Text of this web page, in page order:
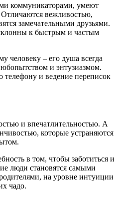
коммуникаторами, умеют
вежливостью,
замечательными друзьями.
к быстрым и частым
человеку – его душа всегда
и энтузиазмом.
телефону и ведение переписок
и впечатлительностью. А
которые устраняются
в том, чтобы заботиться и
люди становятся самыми
на уровне интуиции
чадо.